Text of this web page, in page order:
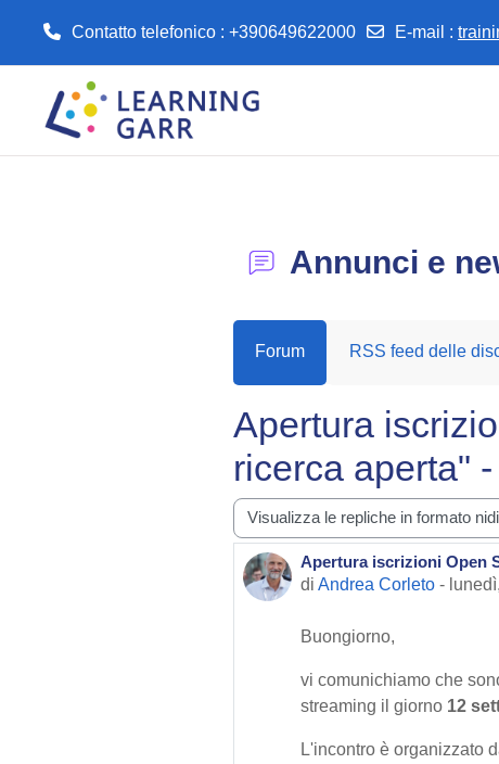
Contatto telefonico : +390649622000 E-mail :
Annunci e
Forum RSS feed delle
Apertura
ricerca aperta"
Modalità visualizzazione
Apertura iscrizioni Open
di Andrea Corleto -
Numero di risposte: 0
Buongiorno,
vi comunichiamo che
streaming il giorno 12
L'incontro è organizzato